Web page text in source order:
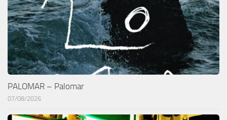
PALOMAR – Palomar
07/08/2026